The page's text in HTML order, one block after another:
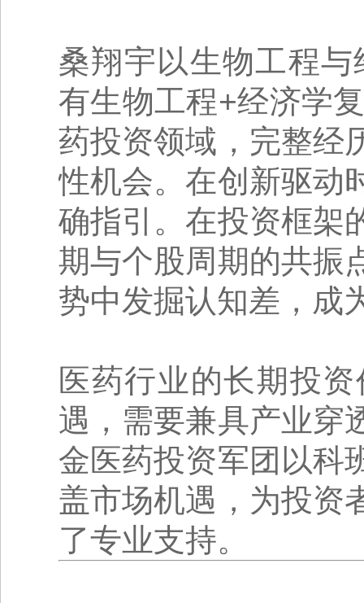
桑翔宇以生物工程
有生物工程+经济学
药投资领域，完整经
性机会。在创新驱动
确指引。在投资框架
期与个股周期的共振
势中发掘认知差，成
医药行业的长期投
遇，需要兼具产业穿
金医药投资军团以科
盖市场机遇，为投资
了专业支持。